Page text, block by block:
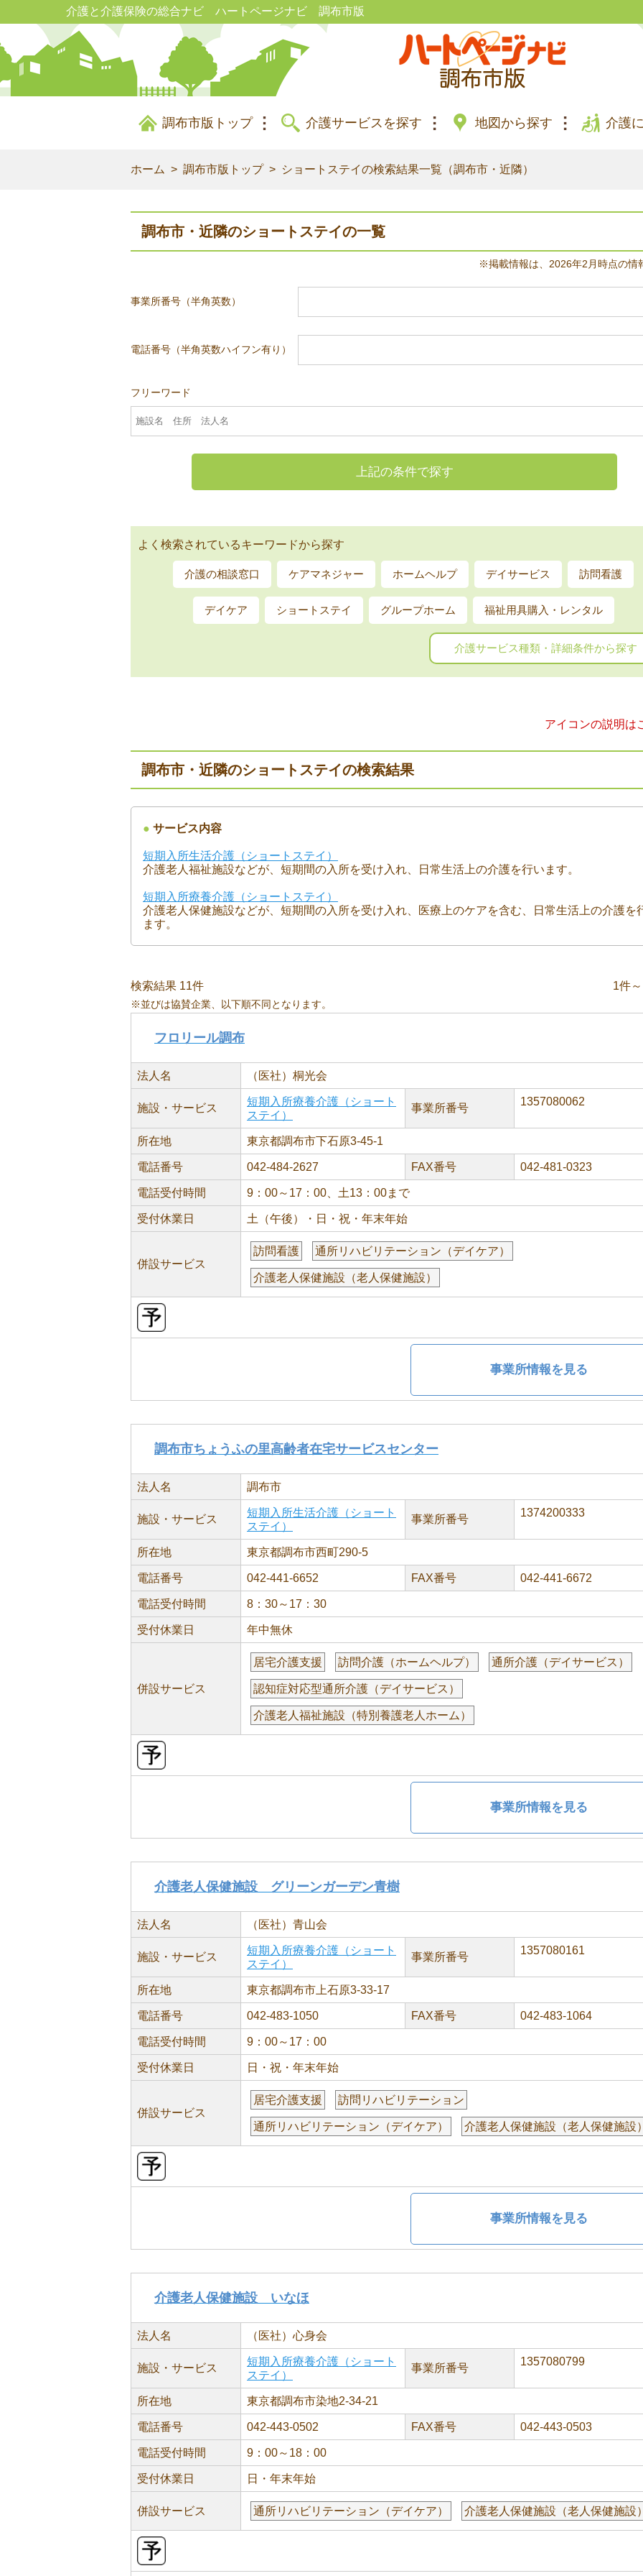
介護と介護保険の総合ナビ ハートページナビ 調布市版
調布市版トップ 介護サービスを探す 地図から探す 介護
ホーム 調布市版トップ ショートステイの検索結果一覧（調布市・近隣）
調布市・近隣のショートステイの一覧
※掲載情報は、2026年2月時点の情
事業所番号（半角英数）
電話番号（半角英数ハイフン有り）
フリーワード
上記の条件で探す
よく検索されているキーワードから探す
介護の相談窓口 ケアマネジャー ホームヘルプ デイサービス 訪問看護
デイケア ショートステイ グループホーム 福祉用具購入・レンタル
介護サービス種類・詳細条件から探す
アイコンの説明は
調布市・近隣のショートステイの検索結果
● サービス内容
短期入所生活介護（ショートステイ）
介護老人福祉施設などが、短期間の入所を受け入れ、日常生活上の介護を行います。
短期入所療養介護（ショートステイ）
介護老人保健施設などが、短期間の入所を受け入れ、医療上のケアを含む、日常生活上の介護を
ます。
検索結果 11件 1件
※並びは協賛企業、以下順不同となります。
フロリール調布
法人名 （医社）桐光会
施設・サービス
短期入所療養介護（ショート
ステイ）
事業所番号
1357080062
所在地 東京都調布市下石原3-45-1
電話番号 042-484-2627 FAX番号 042-481-0323
電話受付時間 9：00～17：00、土13：00まで
受付休業日 土（午後）・日・祝・年末年始
併設サービス
訪問看護 通所リハビリテーション（デイケア）
介護老人保健施設（老人保健施設）
事業所情報を見る
調布市ちょうふの里高齢者在宅サービスセンター
法人名 調布市
施設・サービス
短期入所生活介護（ショート
ステイ）
事業所番号
1374200333
所在地 東京都調布市西町290-5
電話番号 042-441-6652 FAX番号 042-441-6672
電話受付時間 8：30～17：30
受付休業日 年中無休
併設サービス
居宅介護支援 訪問介護（ホームヘルプ） 通所介護（デイサービス）
認知症対応型通所介護（デイサービス）
介護老人福祉施設（特別養護老人ホーム）
事業所情報を見る
介護老人保健施設 グリーンガーデン青樹
法人名 （医社）青山会
施設・サービス
短期入所療養介護（ショート
ステイ）
事業所番号
1357080161
所在地 東京都調布市上石原3-33-17
電話番号 042-483-1050 FAX番号 042-483-1064
電話受付時間 9：00～17：00
受付休業日 日・祝・年末年始
併設サービス
居宅介護支援 訪問リハビリテーション
通所リハビリテーション（デイケア） 介護老人保健施設（老人保健施設
事業所情報を見る
介護老人保健施設 いなほ
法人名 （医社）心身会
施設・サービス
短期入所療養介護（ショート
ステイ）
事業所番号
1357080799
所在地 東京都調布市染地2-34-21
電話番号 042-443-0502 FAX番号 042-443-0503
電話受付時間 9：00～18：00
受付休業日 日・年末年始
併設サービス 通所リハビリテーション（デイケア） 介護老人保健施設（老人保健施設